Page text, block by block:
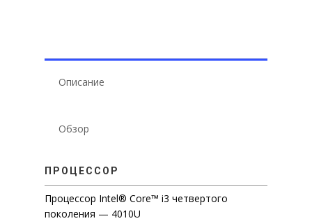
Hit enter to search or ESC to close
Описание
Обзор
ПРОЦЕССОР
Процессор Intel® Core™ i3 четвертого
поколения — 4010U